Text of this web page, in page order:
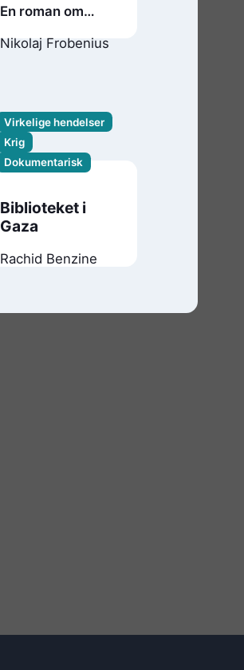
En roman om
framgang
Nikolaj Frobenius
Virkelige hendelser
Krig
Dokumentarisk
Biblioteket i
Gaza
Rachid Benzine